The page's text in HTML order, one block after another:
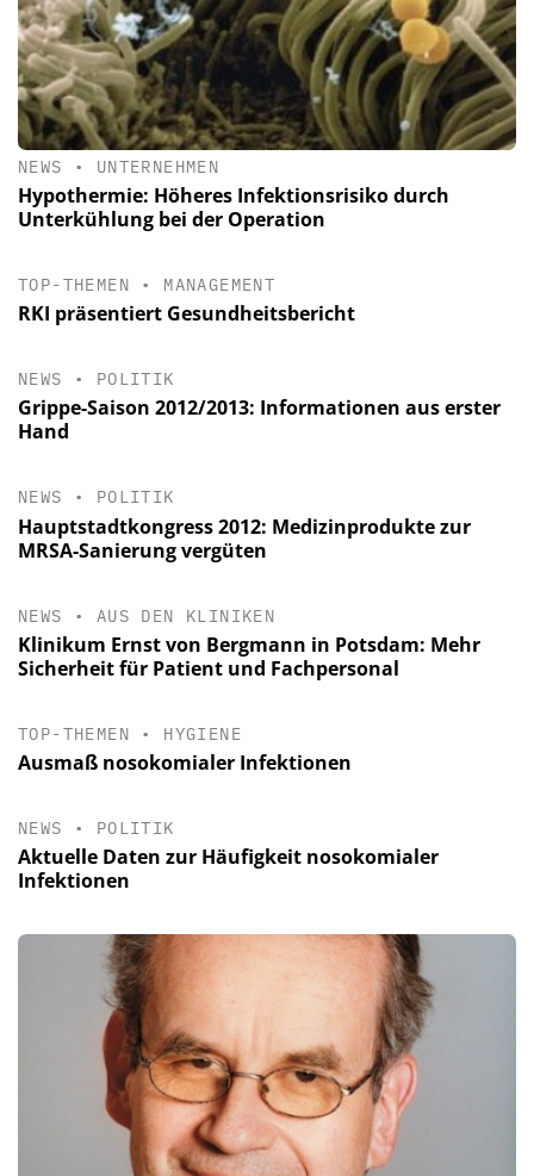
NEWS • UNTERNEHMEN
Hypothermie: Höheres Infektionsrisiko durch
Unterkühlung bei der Operation
TOP-THEMEN • MANAGEMENT
RKI präsentiert Gesundheitsbericht
NEWS • POLITIK
Grippe-Saison 2012/2013: Informationen aus erster
Hand
NEWS • POLITIK
Hauptstadtkongress 2012: Medizinprodukte zur
MRSA-Sanierung vergüten
NEWS • AUS DEN KLINIKEN
Klinikum Ernst von Bergmann in Potsdam: Mehr
Sicherheit für Patient und Fachpersonal
TOP-THEMEN • HYGIENE
Ausmaß nosokomialer Infektionen
NEWS • POLITIK
Aktuelle Daten zur Häufigkeit nosokomialer
Infektionen